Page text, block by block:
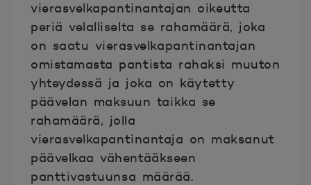
vierasvelkapantinantajan oikeutta
periä velalliselta se rahamäärä, joka
on saatu vierasvelkapantinantajan
omistamasta pantista rahaksi muuton
yhteydessä ja joka on käytetty
päävelan maksuun taikka se
rahamäärä, jolla
vierasvelkapantinantaja on maksanut
päävelkaa vähentääkseen
panttivastuunsa määrää.